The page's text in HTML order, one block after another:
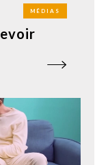
MÉDIAS